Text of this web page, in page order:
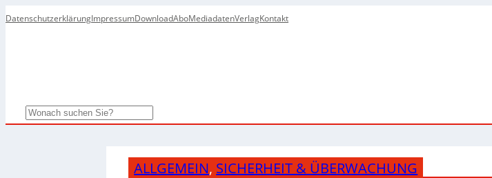
DatenschutzerklärungImpressumDownloadAboMediadatenVerlagKontakt
Search
ALLGEMEIN, SICHERHEIT & ÜBERWACHUNG